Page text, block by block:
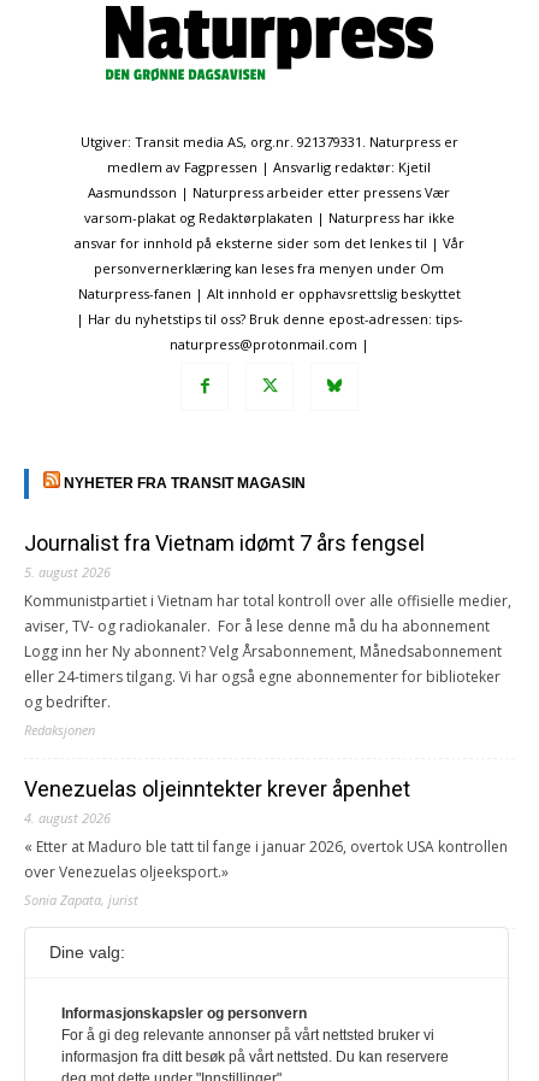
Utgiver: Transit media AS, org.nr. 921379331. Naturpress er
medlem av Fagpressen | Ansvarlig redaktør: Kjetil
Aasmundsson | Naturpress arbeider etter pressens Vær
varsom-plakat og Redaktørplakaten | Naturpress har ikke
ansvar for innhold på eksterne sider som det lenkes til | Vår
personvernerklæring kan leses fra menyen under Om
Naturpress-fanen | Alt innhold er opphavsrettslig beskyttet
| Har du nyhetstips til oss? Bruk denne epost-adressen: tips-
naturpress@protonmail.com |
NYHETER FRA TRANSIT MAGASIN
Journalist fra Vietnam idømt 7 års fengsel
5. august 2026
Kommunistpartiet i Vietnam har total kontroll over alle offisielle medier,
aviser, TV- og radiokanaler. For å lese denne må du ha abonnement
Logg inn her Ny abonnent? Velg Årsabonnement, Månedsabonnement
eller 24-timers tilgang. Vi har også egne abonnementer for biblioteker
og bedrifter.
Redaksjonen
Venezuelas oljeinntekter krever åpenhet
4. august 2026
« Etter at Maduro ble tatt til fange i januar 2026, overtok USA kontrollen
over Venezuelas oljeeksport.»
Sonia Zapata, jurist
117,8 millioner er på flukt, en nedgang fra forrige
1. august 2026
Ville ha tilsvart verdens trettende største land i folketall. For å lese
denne må du ha abonnement Logg inn her Ny abonnent? Velg
Dine valg:
Informasjonskapsler og personvern
For å gi deg relevante annonser på vårt nettsted bruker vi
informasjon fra ditt besøk på vårt nettsted. Du kan reservere